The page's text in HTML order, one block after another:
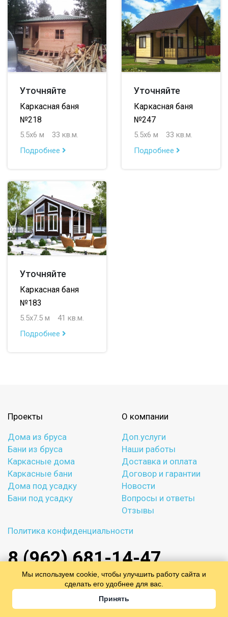
Уточняйте
Каркасная баня
№218
5.5х6 м
33 кв.м.
Подробнее
Уточняйте
Каркасная баня
№247
5.5х6 м
33 кв.м.
Подробнее
Уточняйте
Каркасная баня
№183
5.5х7.5 м
41 кв.м.
Подробнее
Проекты
Дома из бруса
Бани из бруса
Каркасные дома
Каркасные бани
Дома под усадку
Бани под усадку
О компании
Доп.услуги
Наши работы
Доставка и оплата
Договор и гарантии
Новости
Вопросы и ответы
Отзывы
Политика конфиденциальности
8 (962) 681-14-47
Москве :
ул. Генерала Белова, вл. 28, рынок «Анди», Москва
Ежедневно с 09:00 до 21:00
Мы используем cookie, чтобы улучшить работу сайта и
сделать его удобнее для вас.
Принять